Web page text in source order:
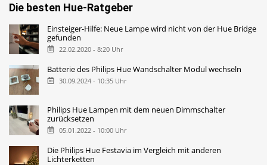
Die besten Hue-Ratgeber
Einsteiger-Hilfe: Neue Lampe wird nicht von der Hue Bridge
gefunden
22.02.2020 - 8:20 Uhr
Batterie des Philips Hue Wandschalter Modul wechseln
30.09.2024 - 10:35 Uhr
Philips Hue Lampen mit dem neuen Dimmschalter
zurücksetzen
05.01.2022 - 10:00 Uhr
Die Philips Hue Festavia im Vergleich mit anderen
Lichterketten